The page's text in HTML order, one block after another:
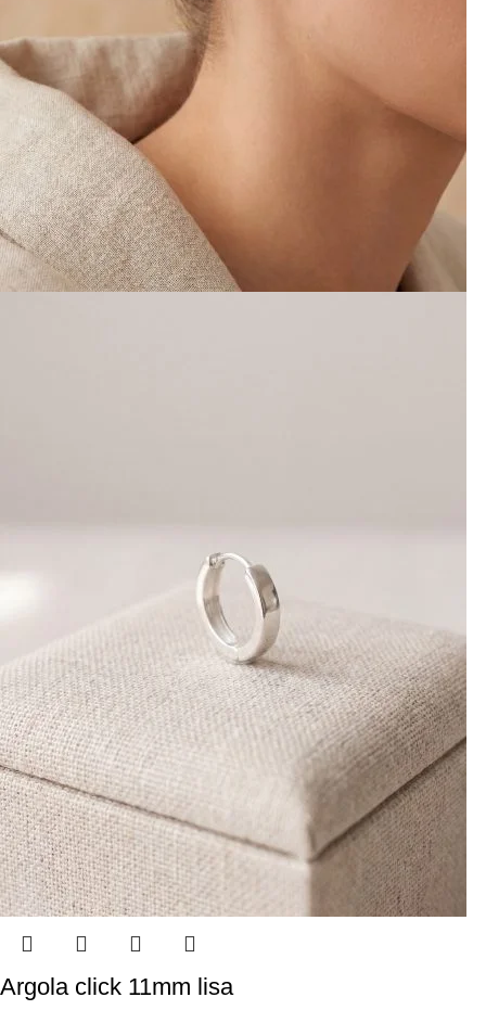
Argola click 11mm lisa